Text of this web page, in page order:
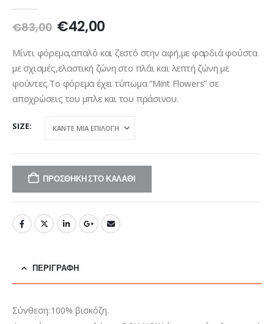
€83,00 Original
was:
€83,00.
€42,00Η
τιμή
είναι:
€42,00.
Μίντι φόρεμα,απαλό και ζεστό στην αφή,με φαρδιά φούστα
με σχισμές,ελαστική ζώνη στο πλάι και λεπτή ζώνη με
φούντες.Το φόρεμα έχει τύπωμα “Mint Flowers” σε
αποχρώσεις του μπλε και του πράσινου.
SIZE
ΠΡΟΣΘΉΚΗ ΣΤΟ ΚΑΛΆΘΙ
ΠΕΡΙΓΡΑΦΉ
Σύνθεση:100% βισκόζη.